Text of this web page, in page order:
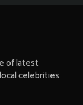
of latest
celebrities.